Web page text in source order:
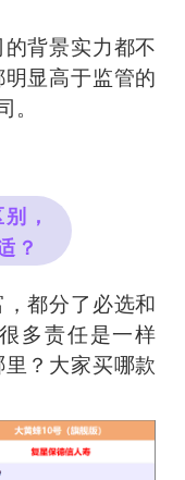
背景实力都不
显高于监管的
，
？
都分了必选和
多责任是一样
？大家买哪款